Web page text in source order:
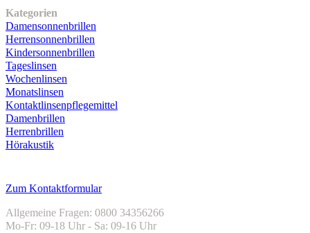
Kategorien
Damensonnenbrillen
Herrensonnenbrillen
Kindersonnenbrillen
Tageslinsen
Wochenlinsen
Monatslinsen
Kontaktlinsenpflegemittel
Damenbrillen
Herrenbrillen
Hörakustik
Zum Kontaktformular
Allgemeine Fragen: 0800 34356266
Mo-Fr: 09-18 Uhr - Sa: 09-16 Uhr